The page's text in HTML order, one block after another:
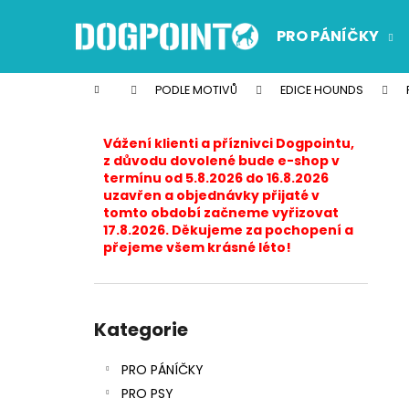
PRO PÁNÍČKY
Domů PODLE MOTIVŮ EDICE HOUNDS
Vážení klienti a příznivci Dogpointu,
z důvodu dovolené bude e-shop v
termínu od 5.8.2026 do 16.8.2026
uzavřen a objednávky přijaté v
tomto období začneme vyřizovat
17.8.2026. Děkujeme za pochopení a
přejeme všem krásné léto!
kategorie
Kategorie
PRO PÁNÍČKY
PRO PSY
í
Zpět
do
Zpět
do